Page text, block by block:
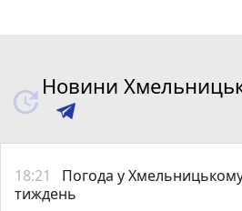
Новини
18:21
Погода у
тиждень